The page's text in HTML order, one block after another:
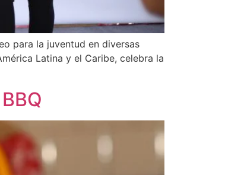
para la juventud en diversas
Latina y el Caribe, celebra la